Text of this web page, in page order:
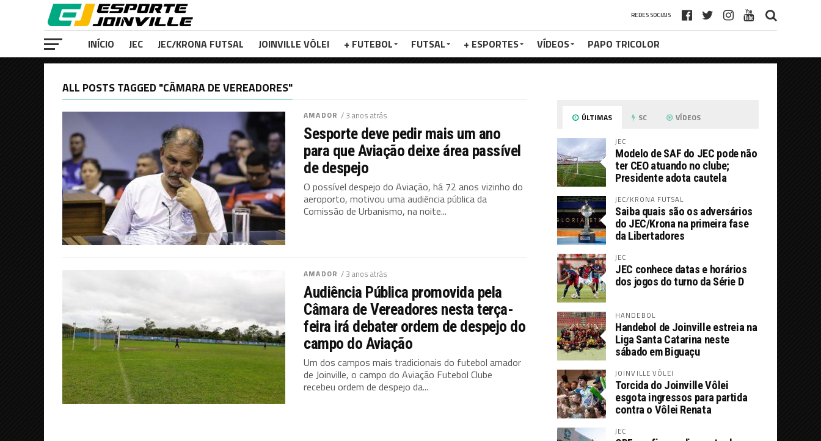
REDES SOCIAIS
INÍCIO JEC JEC/KRONA FUTSAL JOINVILLE VÔLEI + FUTEBOL FUTSAL + ESPORTES VÍDEOS PAPO TRICOLOR
ALL POSTS TAGGED "CÂMARA DE VEREADORES"
AMADOR / 3 anos atrás
Sesporte deve pedir mais um ano
para que Aviação deixe área passível
de despejo
O possível despejo do Aviação, há 72 anos vizinho do
aeroporto, motivou uma audiência pública da
Comissão de Urbanismo, na noite...
AMADOR / 3 anos atrás
Audiência Pública promovida pela
Câmara de Vereadores nesta terça-
feira irá debater ordem de despejo do
campo do Aviação
Um dos campos mais tradicionais do futebol amador
de Joinville, o campo do Aviação Futebol Clube
recebeu ordem de despejo da...
ÚLTIMAS SC VÍDEOS
JEC
Modelo de SAF do JEC pode não
ter CEO atuando no clube;
Presidente adota cautela
JEC/KRONA FUTSAL
Saiba quais são os adversários
do JEC/Krona na primeira fase
da Libertadores
JEC
JEC conhece datas e horários
dos jogos do turno da Série D
HANDEBOL
Handebol de Joinville estreia na
Liga Santa Catarina neste
sábado em Biguaçu
JOINVILLE VÔLEI
Torcida do Joinville Vôlei
esgota ingressos para partida
contra o Vôlei Renata
JEC